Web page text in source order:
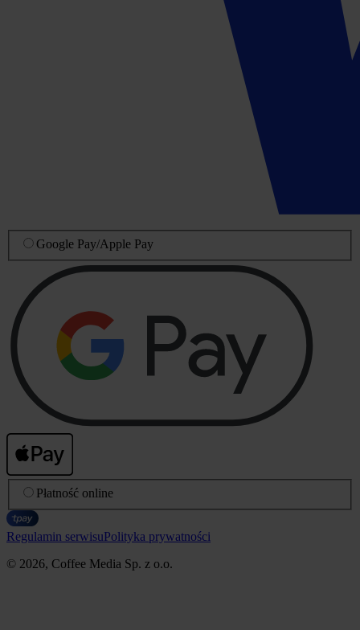
Google Pay/Apple Pay
Płatność online
Regulamin serwisuPolityka prywatności
© 2026, Coffee Media Sp. z o.o.